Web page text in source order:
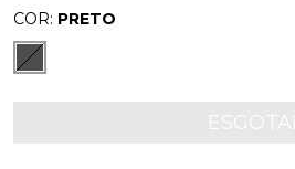
COR: PRETO